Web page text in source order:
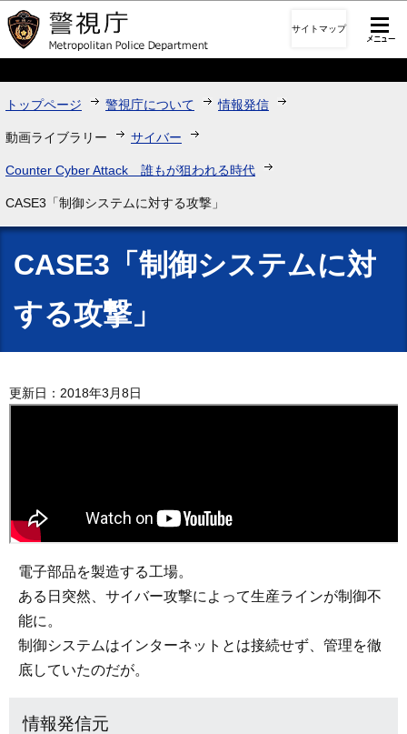
このページの本文へ移動
サイトマップ
トップページ 警視庁について 情報発信
動画ライブラリー サイバー
Counter Cyber Attack 誰もが狙われる時代
CASE3「制御システムに対する攻撃」
CASE3「制御システムに対
する攻撃」
更新日：2018年3月8日
電子部品を製造する工場。
ある日突然、サイバー攻撃によって生産ラインが制御不
能に。
制御システムはインターネットとは接続せず、管理を徹
底していたのだが。
情報発信元